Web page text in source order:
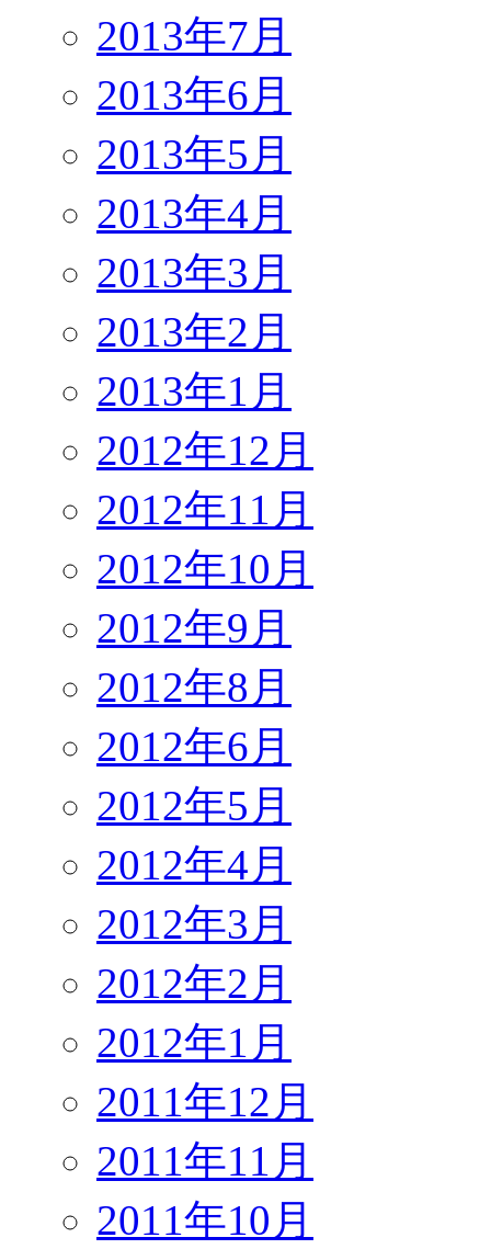
2013年7月
2013年6月
2013年5月
2013年4月
2013年3月
2013年2月
2013年1月
2012年12月
2012年11月
2012年10月
2012年9月
2012年8月
2012年6月
2012年5月
2012年4月
2012年3月
2012年2月
2012年1月
2011年12月
2011年11月
2011年10月